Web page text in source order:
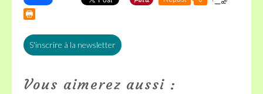
S'inscrire à la newsletter
Vous aimerez aussi :